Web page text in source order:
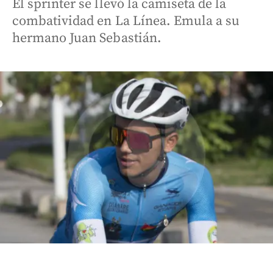
El sprinter se llevó la camiseta de la
combatividad en La Línea. Emula a su
hermano Juan Sebastián.